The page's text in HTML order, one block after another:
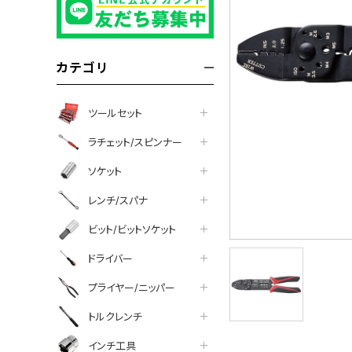
カテゴリ
ツールセット
ラチェット/スピンナー
ソケット
レンチ/スパナ
ビット/ビットソケット
ドライバー
プライヤー/ニッパー
トルクレンチ
インチ工具
facebook
line